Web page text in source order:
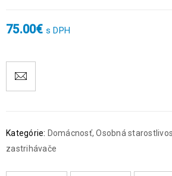
75.00€ s DPH
Kategórie: Domácnosť,Osobná
zastrihávače